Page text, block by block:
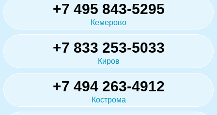
+7 495 843-5295
Кемерово
+7 833 253-5033
Киров
+7 494 263-4912
Кострома